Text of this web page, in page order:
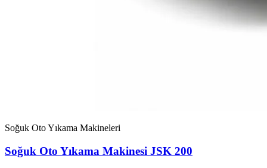
Soğuk Oto Yıkama Makineleri
Soğuk Oto Yıkama Makinesi JSK 200